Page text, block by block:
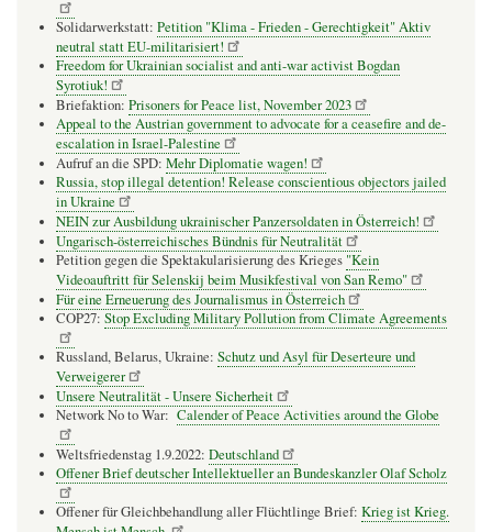
Solidarwerkstatt: Petition "Klima - Frieden - Gerechtigkeit" Aktiv
neutral statt EU-militarisiert!
Freedom for Ukrainian socialist and anti-war activist Bogdan
Syrotiuk!
Briefaktion: Prisoners for Peace list, November 2023
Appeal to the Austrian government to advocate for a ceasefire and de-
escalation in Israel-Palestine
Aufruf an die SPD: Mehr Diplomatie wagen!
Russia, stop illegal detention! Release conscientious objectors jailed
in Ukraine
NEIN zur Ausbildung ukrainischer Panzersoldaten in Österreich!
Ungarisch-österreichisches Bündnis für Neutralität
Petition gegen die Spektakularisierung des Krieges "Kein
Videoauftritt für Selenskij beim Musikfestival von San Remo"
Für eine Erneuerung des Journalismus in Österreich
COP27: Stop Excluding Military Pollution from Climate Agreements
Russland, Belarus, Ukraine: Schutz und Asyl für Deserteure und
Verweigerer
Unsere Neutralität - Unsere Sicherheit
Network No to War: Calender of Peace Activities around the Globe
Weltsfriedenstag 1.9.2022: Deutschland
Offener Brief deutscher Intellektueller an Bundeskanzler Olaf Scholz
Offener für Gleichbehandlung aller Flüchtlinge Brief: Krieg ist Krieg.